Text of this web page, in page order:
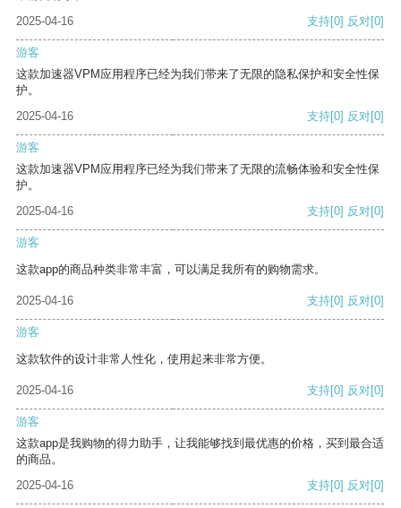
2025-04-16
支持[0] 反对[0]
游客
这款加速器VPM应用程序已经为我们带来了无限的隐私保护和安全性保
护。
2025-04-16
支持[0] 反对[0]
游客
这款加速器VPM应用程序已经为我们带来了无限的流畅体验和安全性保
护。
2025-04-16
支持[0] 反对[0]
游客
这款app的商品种类非常丰富，可以满足我所有的购物需求。
2025-04-16 支持[0] 反对[0]
游客
这款软件的设计非常人性化，使用起来非常方便。
2025-04-16 支持[0] 反对[0]
游客
这款app是我购物的得力助手，让我能够找到最优惠的价格，买到最合适
的商品。
2025-04-16
支持[0] 反对[0]